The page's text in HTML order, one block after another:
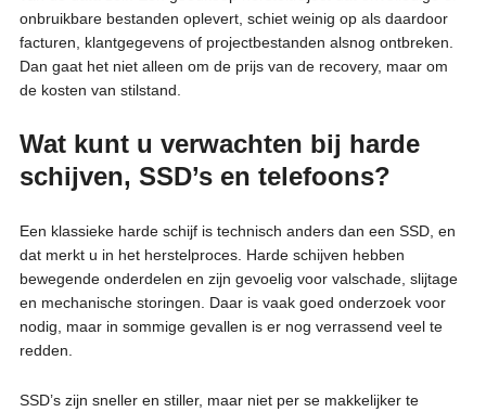
onbruikbare bestanden oplevert, schiet weinig op als daardoor
facturen, klantgegevens of projectbestanden alsnog ontbreken.
Dan gaat het niet alleen om de prijs van de recovery, maar om
de kosten van stilstand.
Wat kunt u verwachten bij harde
schijven, SSD’s en telefoons?
Een klassieke harde schijf is technisch anders dan een SSD, en
dat merkt u in het herstelproces. Harde schijven hebben
bewegende onderdelen en zijn gevoelig voor valschade, slijtage
en mechanische storingen. Daar is vaak goed onderzoek voor
nodig, maar in sommige gevallen is er nog verrassend veel te
redden.
SSD’s zijn sneller en stiller, maar niet per se makkelijker te